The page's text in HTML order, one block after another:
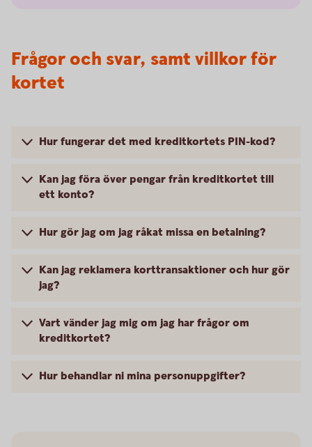
Frågor och svar, samt villkor för
kortet
Hur fungerar det med kreditkortets PIN-kod?
Kan jag föra över pengar från kreditkortet till
ett konto?
Hur gör jag om jag råkat missa en betalning?
Kan jag reklamera korttransaktioner och hur gör
jag?
Vart vänder jag mig om jag har frågor om
kreditkortet?
Hur behandlar ni mina personuppgifter?